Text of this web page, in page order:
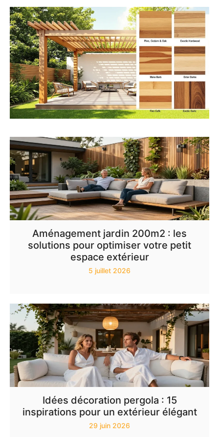
Aménagement jardin 200m2 : les
solutions pour optimiser votre petit
espace extérieur
5 juillet 2026
Idées décoration pergola : 15
inspirations pour un extérieur élégant
29 juin 2026